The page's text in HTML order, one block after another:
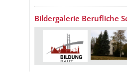
Bildergalerie Berufliche